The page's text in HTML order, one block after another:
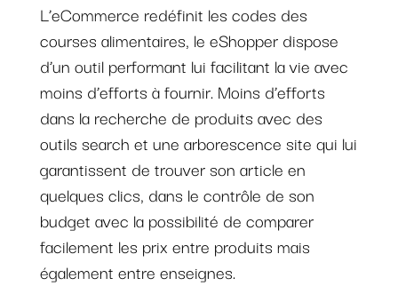
L’eCommerce redéfinit les codes des
courses alimentaires, le eShopper dispose
d’un outil performant lui facilitant la vie avec
moins d’efforts à fournir. Moins d’efforts
dans la recherche de produits avec des
outils search et une arborescence site qui lui
garantissent de trouver son article en
quelques clics, dans le contrôle de son
budget avec la possibilité de comparer
facilement les prix entre produits mais
également entre enseignes.